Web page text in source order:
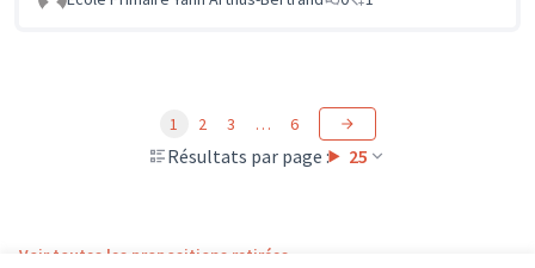
Résultats par page : 25
1 2 3 … 6
Voir toutes les propositions retirées